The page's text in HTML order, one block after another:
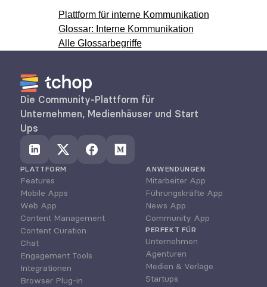
Plattform für interne Kommunikation
Glossar: Interne Kommunikation
Alle Glossarbegriffe
Die Community-Plattform für
Unternehmen, Medienhäuser und Start
Ups
PLATTFORM
Features
Mobile Apps
Web App
Content Management
Content Curation
Chat
Engagement Tools
Integrationen
Browser Plug-in
ANWENDUNGEN
Mitarbeiter App
Führungskräfte App
News App
Community App
PERFEKT FÜR
Unternehmen
Agenturen
Medien & Verlage
Startups